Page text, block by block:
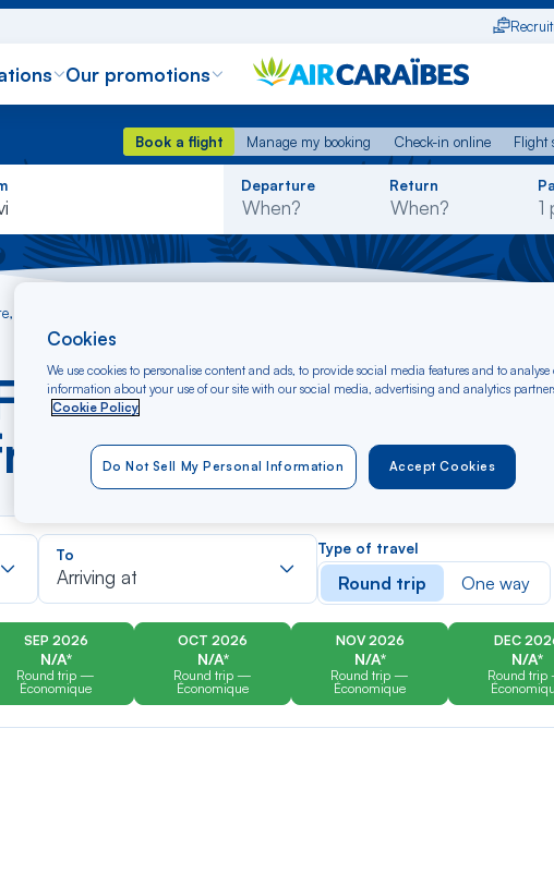
Our promotions
Book a flight Manage my booking Check-in online
Book a flight
Manage my booking Check-in online Flight
Rechercher
dans
liste
Departure Return
Sint Eustatius and Saba
Calvi to
€*
Rechercher
dans
la
liste
To
Arriving at
Rechercher
dans
la
liste
Type of travel
Round trip One way
SEP 2026
N/A*
Round trip —
Économique
OCT 2026
N/A*
Round trip —
Économique
NOV 2026
N/A*
Round trip —
Économique
DEC
N/A*
Round
Cookies
We use cookies to personalise content and ads, to provide social media features and to
information about your use of our site with our social media, advertising and analytics
Cookie Policy
Accept Cookies
Do Not Sell My Personal Information